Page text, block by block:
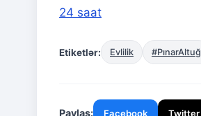
24 saat
Etiketlər: Evlilik #PınarAltuğ
Paylaş: Facebook Twitter